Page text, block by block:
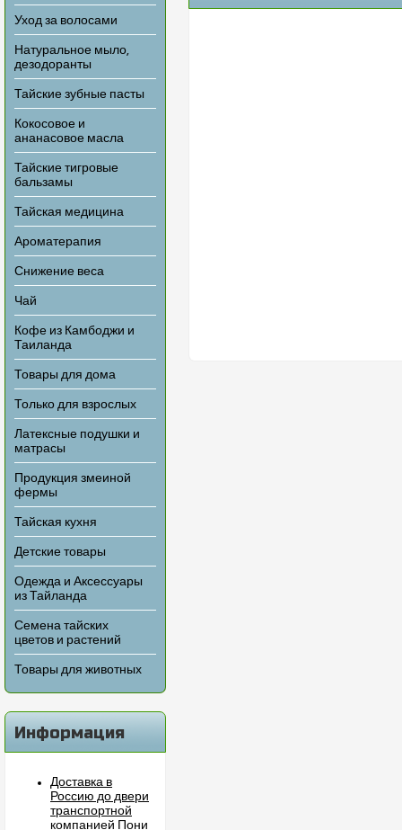
Уход за волосами
Натуральное мыло,
дезодоранты
Тайские зубные пасты
Кокосовое и
ананасовое масла
Тайские тигровые
бальзамы
Тайская медицина
Ароматерапия
Снижение веса
Чай
Кофе из Камбоджи и
Таиланда
Товары для дома
Только для взрослых
Латексные подушки и
матрасы
Продукция змеиной
фермы
Тайская кухня
Детские товары
Одежда и Аксессуары
из Тайланда
Семена тайских
цветов и растений
Товары для животных
Информация
Доставка в
Россию до двери
транспортной
компанией Пони